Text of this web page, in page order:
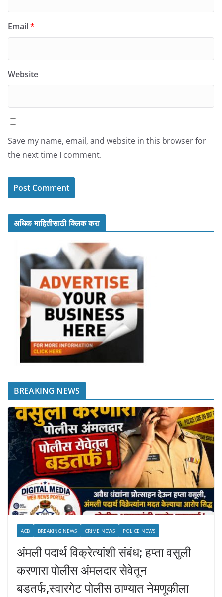
Email*
Website
Save my name, email, and website in this browser for
the next time I comment.
अधिक माहितीसाठी क्लिक करा
BREAKING NEWS
ACB BREAKING NEWS CRIME NEWS POLICE NEWS
अंमली पदार्थ विक्रेत्यांशी संबंध; हप्ता वसुली
करणारा पोलीस अंमलदार सेवेतून
बडतर्फ,स्वारगेट पोलीस ठाण्यात नेमणूकीला